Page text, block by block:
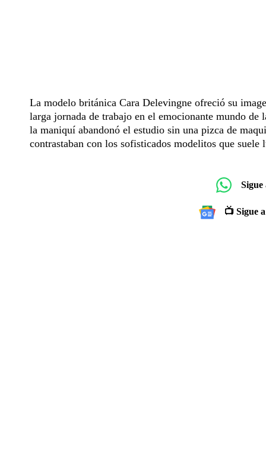
La modelo británica Cara Delevingne ofreció su
larga jornada de trabajo en el emocionante mundo
la maniquí abandonó el estudio sin una pizca de
contrastaban con los sofisticados modelitos que suele
📺 Sigue